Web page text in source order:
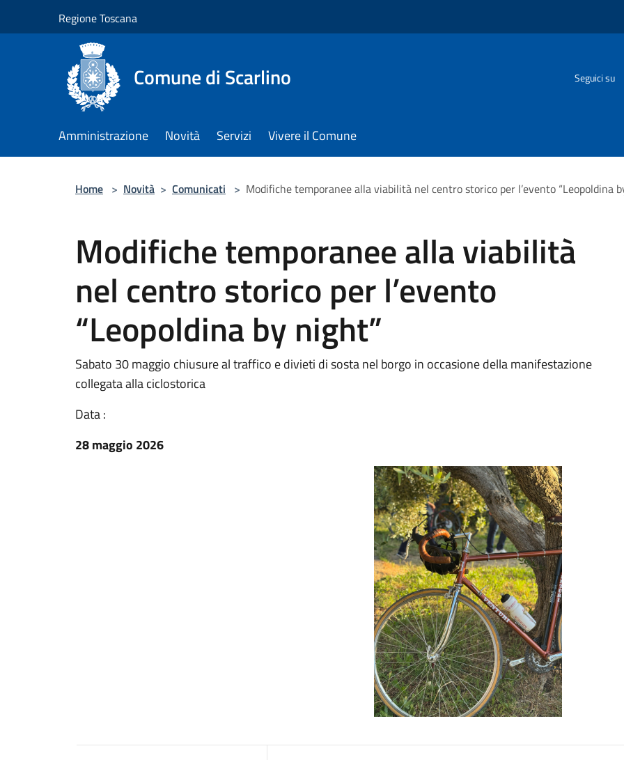
Regione Toscana
Comune di Scarlino Seguici su
Amministrazione Novità Servizi Vivere il Comune
Home > Novità > Comunicati > Modifiche temporanee alla viabilità nel centro storico per l’evento “Leopoldina
Modifiche temporanee alla viabilità
nel centro storico per l’evento
“Leopoldina by night”
Sabato 30 maggio chiusure al traffico e divieti di sosta nel borgo in occasione della manifestazione
collegata alla ciclostorica
Data :
28 maggio 2026